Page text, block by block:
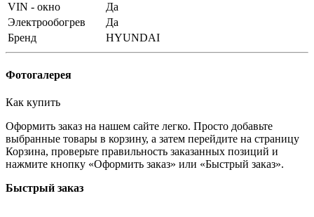
VIN - окно
Да
Электрообогрев
Да
Бренд
HYUNDAI
Фотогалерея
Как купить
Оформить заказ на нашем сайте легко. Просто добавьте
выбранные товары в корзину, а затем перейдите на страницу
Корзина, проверьте правильность заказанных позиций и
нажмите кнопку «Оформить заказ» или «Быстрый заказ».
Быстрый заказ